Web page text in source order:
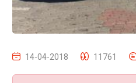
14-04-2018 11761